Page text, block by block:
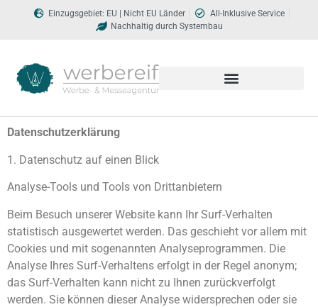
Einzugsgebiet: EU | Nicht EU Länder​
All-Inklusive Service
Nachhaltig durch Systembau
Datenschutzerklärung
1. Datenschutz auf einen Blick
Analyse-Tools und Tools von Drittanbietern
Beim Besuch unserer Website kann Ihr Surf-Verhalten
statistisch ausgewertet werden. Das geschieht vor allem mit
Cookies und mit sogenannten Analyseprogrammen. Die
Analyse Ihres Surf-Verhaltens erfolgt in der Regel anonym;
das Surf-Verhalten kann nicht zu Ihnen zurückverfolgt
werden. Sie können dieser Analyse widersprechen oder sie